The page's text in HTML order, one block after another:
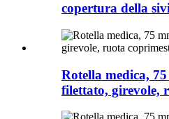
copertura della
Rotella medica,
filettato, girevole,